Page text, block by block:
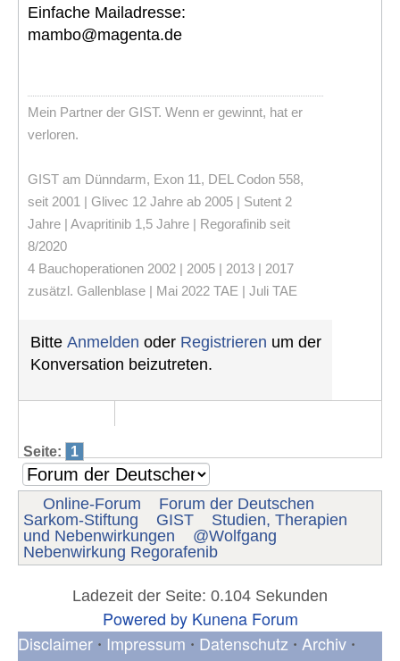
Einfache Mailadresse:
mambo@magenta.de
Mein Partner der GIST. Wenn er gewinnt, hat er
verloren.
GIST am Dünndarm, Exon 11, DEL Codon 558,
seit 2001 | Glivec 12 Jahre ab 2005 | Sutent 2
Jahre | Avapritinib 1,5 Jahre | Regorafinib seit
8/2020
4 Bauchoperationen 2002 | 2005 | 2013 | 2017
zusätzl. Gallenblase | Mai 2022 TAE | Juli TAE
Bitte Anmelden oder Registrieren um der
Konversation beizutreten.
Seite: 1
Online-Forum
Forum der Deutschen
Sarkom-Stiftung
GIST
Studien, Therapien
und Nebenwirkungen
@Wolfgang
Nebenwirkung Regorafenib
Ladezeit der Seite: 0.104 Sekunden
Powered by Kunena Forum
Disclaimer • Impressum • Datenschutz • Archiv •